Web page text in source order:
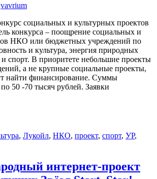
vavrium
социальных и культурных проектов
конкурса – поощрение социальных и
НКО или бюджетных учреждений по
и культура, энергия природных
и спорт. В приоритете небольшие проекты
а не крупные социальные проекты,
найти финансирование. Суммы
50 -70 тысяч рублей. Заявки
, Лукойл, НКО, проект, спорт, УР,
интернет-проект